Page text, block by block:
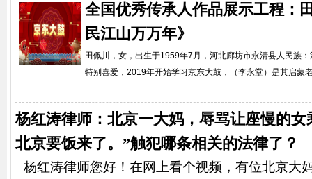
全国优秀传承人作品展示工程：
民江山万万年》
田佩川，女，出生于1959年7月，河北廊坊市永清县人民族
特别喜爱，2019年开始学习京东大鼓，（李永堂）是其启蒙
杨红涛律师：北京一大妈，辱骂让座慢的女
北京要饭来了。”触犯哪条相关的法律了？
杨红涛律师您好！在网上看个视频，有位北京大